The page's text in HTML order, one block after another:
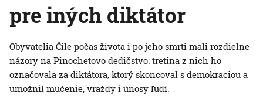
pre iných diktátor
Obyvatelia Čile počas života i po jeho smrti mali rozdielne
názory na Pinochetovo dedičstvo: tretina z nich ho
označovala za diktátora, ktorý skoncoval s demokraciou a
umožnil mučenie, vraždy i únosy ľudí.